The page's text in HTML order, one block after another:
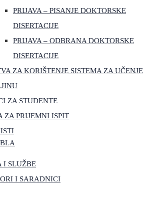
PRIJAVA – PISANJE DOKTORSKE
DISERTACIJE
PRIJAVA – ODBRANA DOKTORSKE
DISERTACIJE
ZA KORIŠTENJE SISTEMA ZA UČENJE
ZA STUDENTE
ZA PRIJEMNI ISPIT
I SLUŽBE
I SARADNICI